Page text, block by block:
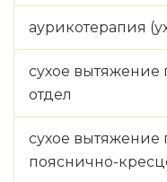
аурикотерапия
сухое
отдел
сухое вытяжение
пояснично-